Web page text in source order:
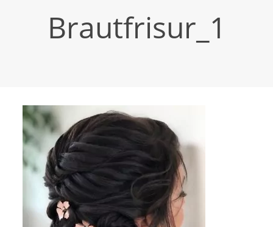
Brautfrisur_1